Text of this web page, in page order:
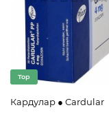
Top
Кардулар ● Cardular